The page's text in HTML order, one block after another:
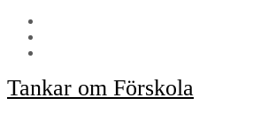
Tankar om Förskola